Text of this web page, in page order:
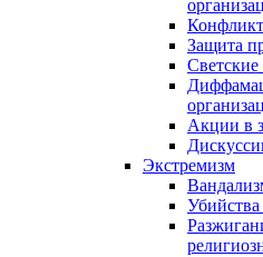
Защита
Акции в
Экстремизм